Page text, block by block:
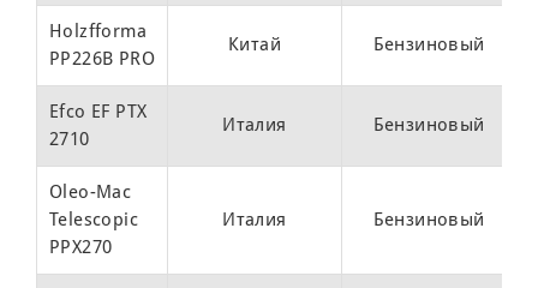
Holzfforma
PP226B PRO
Китай Бензиновый
Efco EF PTX
2710
Италия Бензиновый
Oleo-Mac
Telescopic
PPX270
Италия Бензиновый